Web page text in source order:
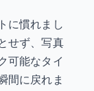
に慣れまし
せず、写真
可能なタイ
間に戻れま